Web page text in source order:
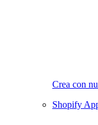
Crea con
Shopify